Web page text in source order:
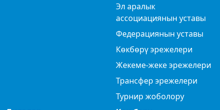
Эл аралык
ассоциациянын уставы
Федерациянын уставы
Көкбөрү эрежелери
Жекеме-жеке эрежелери
Трансфер эрежелери
Турнир жоболору